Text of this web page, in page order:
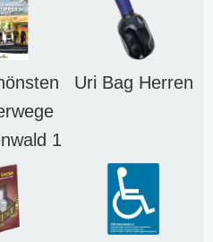
1
Uri Bag Herren